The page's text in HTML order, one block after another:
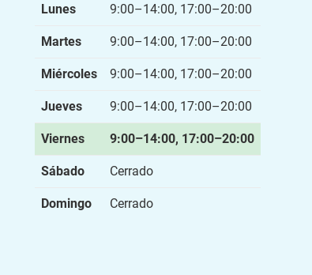
Lunes 9:00–14:00, 17:00–20:00
Martes 9:00–14:00, 17:00–20:00
Miércoles 9:00–14:00, 17:00–20:00
Jueves 9:00–14:00, 17:00–20:00
Viernes 9:00–14:00, 17:00–20:00
Sábado Cerrado
Domingo Cerrado